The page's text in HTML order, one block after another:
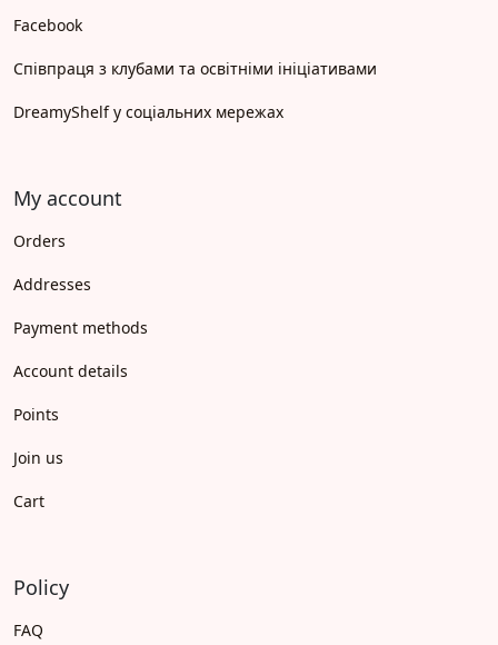
Facebook
Співпраця з клубами та освітніми ініціативами
DreamyShelf у соціальних мережах
My account
Orders
Addresses
Payment methods
Account details
Points
Join us
Cart
Policy
FAQ